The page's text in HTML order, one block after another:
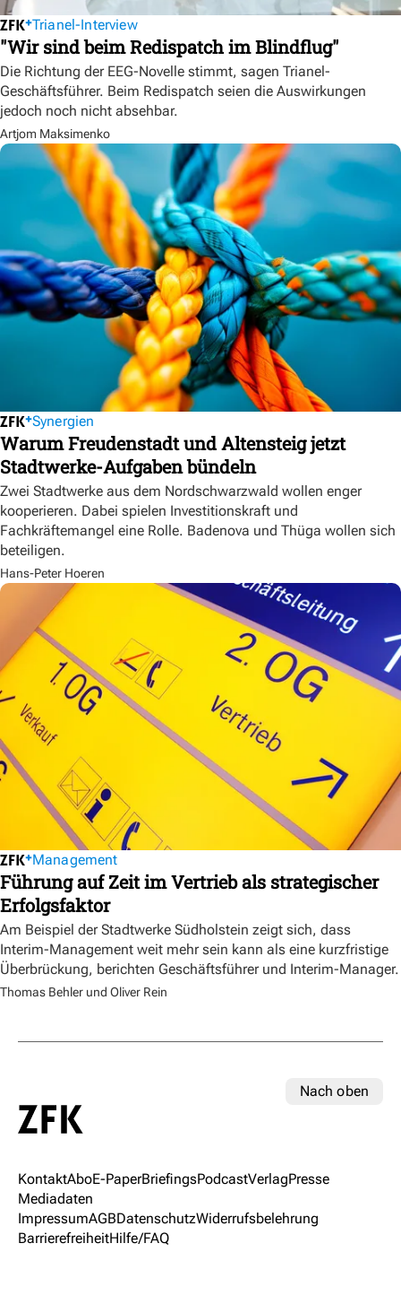
Trianel-Interview
"Wir sind beim Redispatch im Blindflug"
Die Richtung der EEG-Novelle stimmt, sagen Trianel-
Geschäftsführer. Beim Redispatch seien die Auswirkungen
jedoch noch nicht absehbar.
Artjom Maksimenko
Synergien
Warum Freudenstadt und Altensteig jetzt
Stadtwerke-Aufgaben bündeln
Zwei Stadtwerke aus dem Nordschwarzwald wollen enger
kooperieren. Dabei spielen Investitionskraft und
Fachkräftemangel eine Rolle. Badenova und Thüga wollen sich
beteiligen.
Hans-Peter Hoeren
Management
Führung auf Zeit im Vertrieb als strategischer
Erfolgsfaktor
Am Beispiel der Stadtwerke Südholstein zeigt sich, dass
Interim-Management weit mehr sein kann als eine kurzfristige
Überbrückung, berichten Geschäftsführer und Interim-Manager.
Thomas Behler und Oliver Rein
Nach oben
KontaktAboE-PaperBriefingsPodcastVerlagPresse
Mediadaten
ImpressumAGBDatenschutzWiderrufsbelehrung
BarrierefreiheitHilfe/FAQ